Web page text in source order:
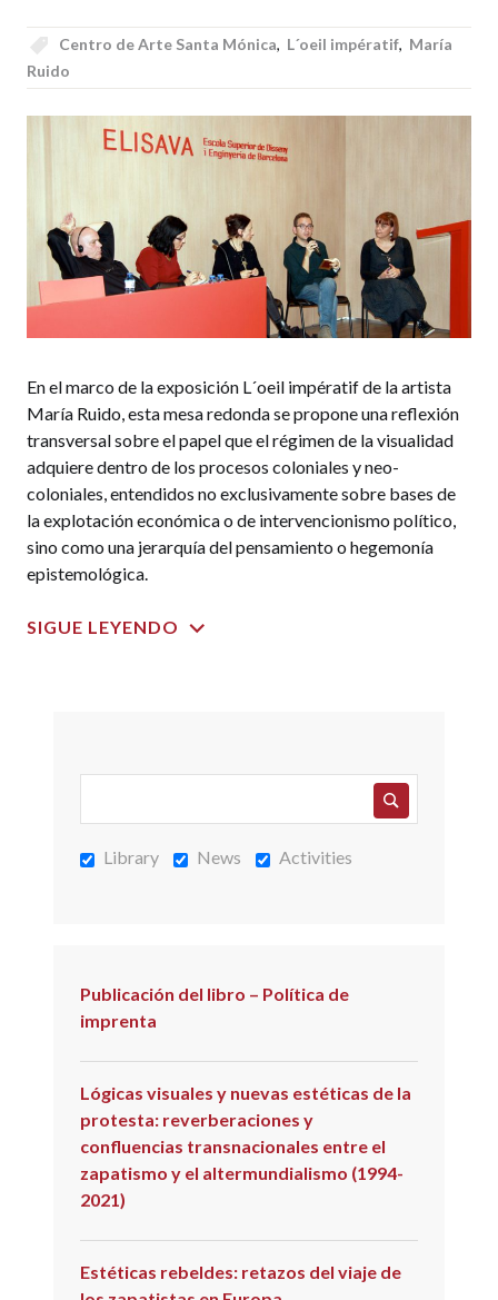
Centro de Arte Santa Mónica, L´oeil impératif, María
Ruido
En el marco de la exposición L´oeil impératif de la artista
María Ruido, esta mesa redonda se propone una reflexión
transversal sobre el papel que el régimen de la visualidad
adquiere dentro de los procesos coloniales y neo-
coloniales, entendidos no exclusivamente sobre bases de
la explotación económica o de intervencionismo político,
sino como una jerarquía del pensamiento o hegemonía
epistemológica.
SIGUE LEYENDO
Library News Activities
Publicación del libro – Política de
imprenta
Lógicas visuales y nuevas estéticas de la
protesta: reverberaciones y
confluencias transnacionales entre el
zapatismo y el altermundialismo (1994-
2021)
Estéticas rebeldes: retazos del viaje de